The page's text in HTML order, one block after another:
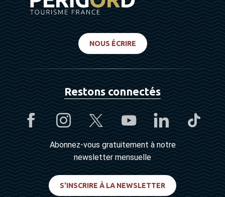
NOUS ÉCRIRE
Restons connectés
Abonnez-vous gratuitement à notre
newsletter mensuelle
S'INSCRIRE À LA NEWSLETTER